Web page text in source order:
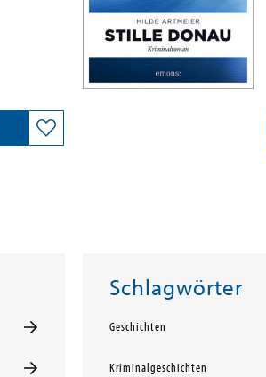
Schlagwörter
Geschichten
Kriminalgeschichten